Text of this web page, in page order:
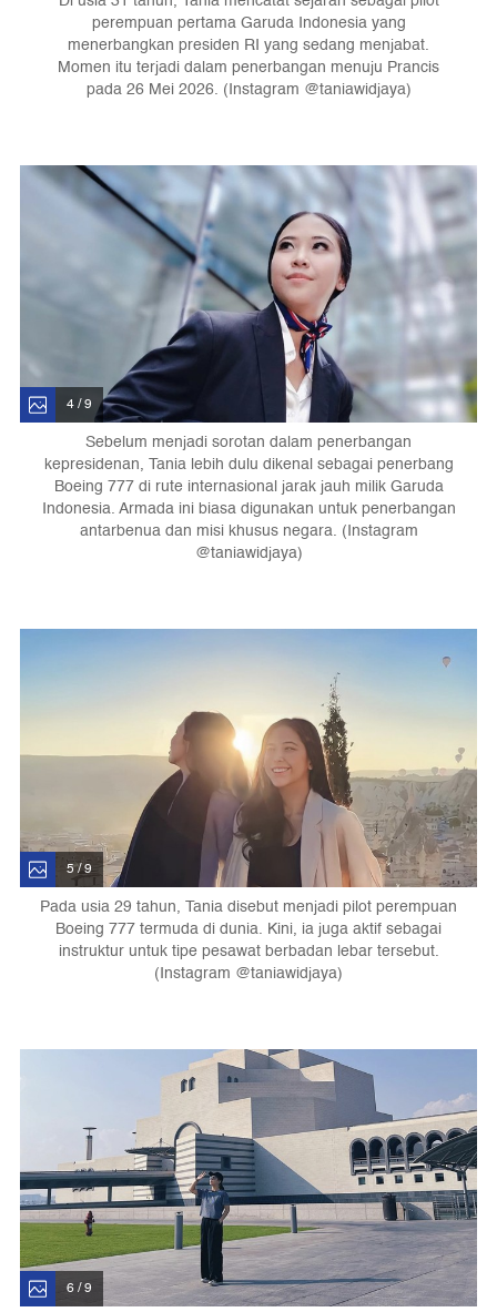
perempuan pertama Garuda Indonesia yang
menerbangkan presiden RI yang sedang menjabat.
Momen itu terjadi dalam penerbangan menuju Prancis
pada 26 Mei 2026. (Instagram @taniawidjaya)
4 / 9
Sebelum menjadi sorotan dalam penerbangan
kepresidenan, Tania lebih dulu dikenal sebagai penerbang
Boeing 777 di rute internasional jarak jauh milik Garuda
Indonesia. Armada ini biasa digunakan untuk penerbangan
antarbenua dan misi khusus negara. (Instagram
@taniawidjaya)
5 / 9
Pada usia 29 tahun, Tania disebut menjadi pilot perempuan
Boeing 777 termuda di dunia. Kini, ia juga aktif sebagai
instruktur untuk tipe pesawat berbadan lebar tersebut.
(Instagram @taniawidjaya)
6 / 9